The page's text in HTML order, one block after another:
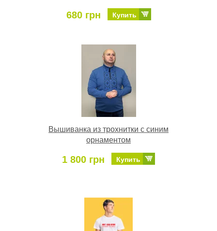
680 грн Купить
Вышиванка из трохнитки с синим
орнаментом
1 800 грн Купить